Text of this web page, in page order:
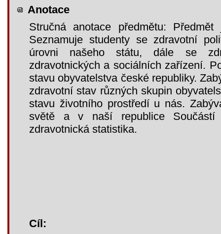
Anotace
Stručná anotace předmětu:
Seznamuje studenty se zdravotní
úrovni našeho státu, dále se
zdravotnických a sociálních zařízení.
stavu obyvatelstva české republiky.
zdravotní stav různých skupin
stavu životního prostředí u nás.
světě a v naší republice Součástí
zdravotnická statistika.
Cíl: